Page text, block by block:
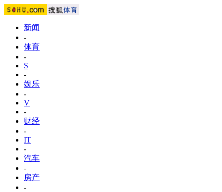
新闻
-
体育
-
S
-
娱乐
-
V
-
财经
-
IT
-
汽车
-
房产
-